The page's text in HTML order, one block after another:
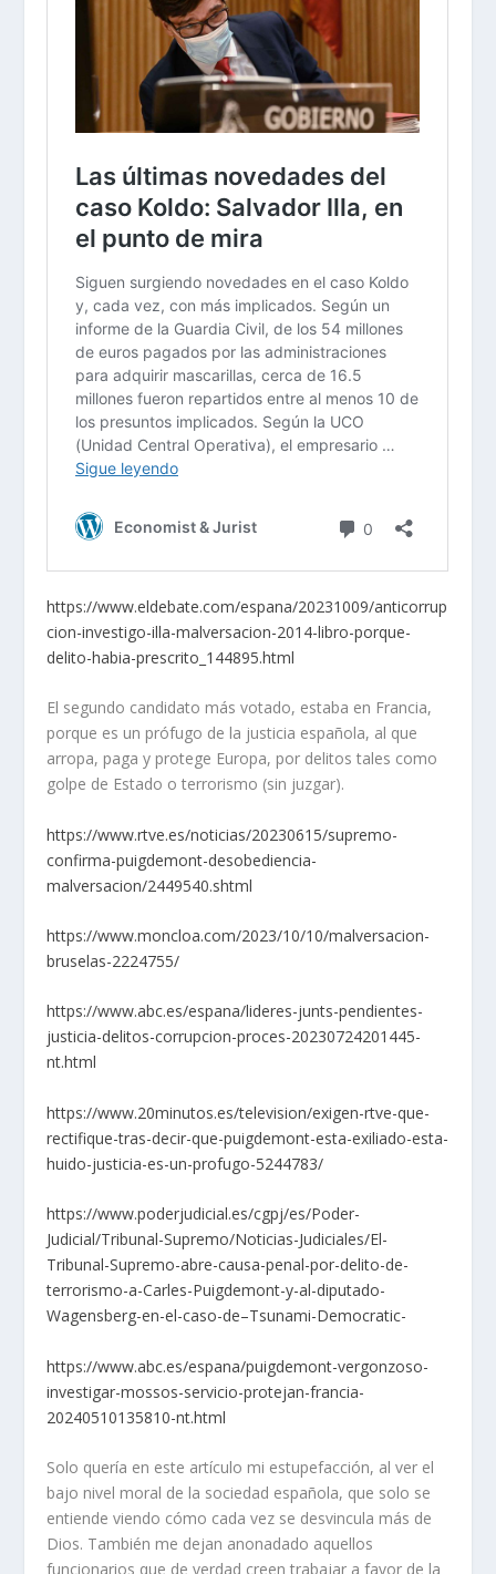
https://www.eldebate.com/espana/20231009/anticorrup
cion-investigo-illa-malversacion-2014-libro-porque-
delito-habia-prescrito_144895.html
El segundo candidato más votado, estaba en Francia,
porque es un prófugo de la justicia española, al que
arropa, paga y protege Europa, por delitos tales como
golpe de Estado o terrorismo (sin juzgar).
https://www.rtve.es/noticias/20230615/supremo-
confirma-puigdemont-desobediencia-
malversacion/2449540.shtml
https://www.moncloa.com/2023/10/10/malversacion-
bruselas-2224755/
https://www.abc.es/espana/lideres-junts-pendientes-
justicia-delitos-corrupcion-proces-20230724201445-
nt.html
https://www.20minutos.es/television/exigen-rtve-que-
rectifique-tras-decir-que-puigdemont-esta-exiliado-esta-
huido-justicia-es-un-profugo-5244783/
https://www.poderjudicial.es/cgpj/es/Poder-
Judicial/Tribunal-Supremo/Noticias-Judiciales/El-
Tribunal-Supremo-abre-causa-penal-por-delito-de-
terrorismo-a-Carles-Puigdemont-y-al-diputado-
Wagensberg-en-el-caso-de–Tsunami-Democratic-
https://www.abc.es/espana/puigdemont-vergonzoso-
investigar-mossos-servicio-protejan-francia-
20240510135810-nt.html
Solo quería en este artículo mi estupefacción, al ver el
bajo nivel moral de la sociedad española, que solo se
entiende viendo cómo cada vez se desvincula más de
Dios. También me dejan anonadado aquellos
funcionarios que de verdad creen trabajar a favor de la